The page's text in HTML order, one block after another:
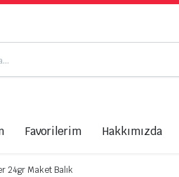
Favorilerim Hakkımızda
24gr Maket Balık